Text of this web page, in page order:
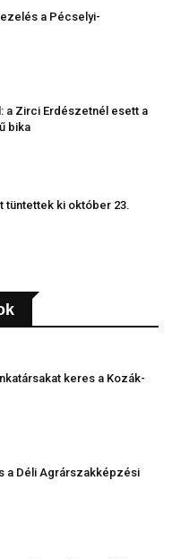
a Pécselyi-
a Zirci Erdészetnél esett a
bika
tüntettek ki október 23.
keres a Kozák-
a Déli Agrárszakképzési